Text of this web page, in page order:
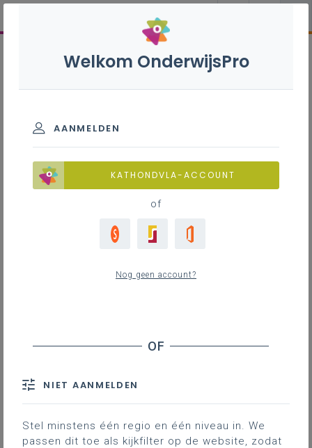
Welkom OnderwijsPro
AANMELDEN
KATHONDVLA-ACCOUNT
of
Nog geen account?
NIET AANMELDEN
Stel minstens één regio en één niveau in. We
passen dit toe als kijkfilter op de website, zodat